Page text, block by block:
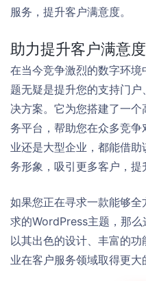
服务，提升客户满意度。
助力提升客户满意度
在当今竞争激烈的数字环
题无疑是提升您的支持门
决方案。它为您搭建了一
务平台，帮助您在众多竞
业还是大型企业，都能借
务形象，吸引更多客户，提
如果您正在寻求一款能够
求的WordPress主题，那
以其出色的设计、丰富的
业在客户服务领域取得更大